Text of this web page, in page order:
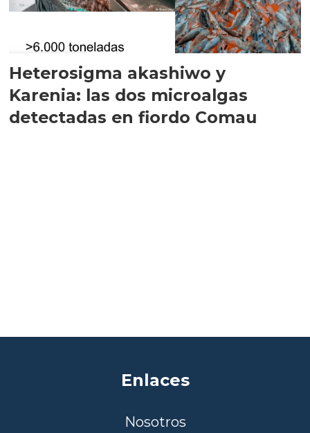
Heterosigma akashiwo y
Karenia: las dos microalgas
detectadas en fiordo Comau
Enlaces
Nosotros